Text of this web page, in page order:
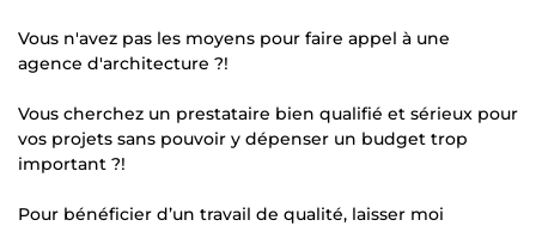
Vous n'avez pas les moyens pour faire appel à une
agence d'architecture ?!
Vous cherchez un prestataire bien qualifié et sérieux pour
vos projets sans pouvoir y dépenser un budget trop
important ?!
Pour bénéficier d’un travail de qualité, laisser moi